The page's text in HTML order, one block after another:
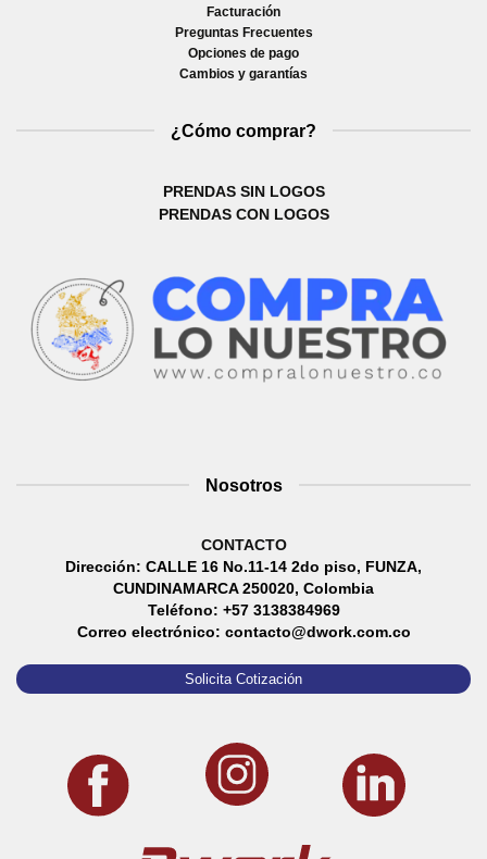
Facturación
Preguntas Frecuentes
Opciones de pago
Cambios y garantías
¿Cómo comprar?
PRENDAS SIN LOGOS
PRENDAS CON LOGOS
Nosotros
CONTACTO
Dirección: CALLE 16 No.11-14 2do piso, FUNZA,
CUNDINAMARCA 250020, Colombia
Teléfono: +57 3138384969
Correo electrónico: contacto@dwork.com.co
Solicita Cotización